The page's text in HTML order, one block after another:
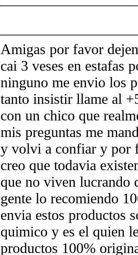
Amigas por favor
cai 3 veses en estafas
ninguno me envio los
tanto insistir llame al
con un chico que
mis preguntas me
y volvi a confiar y por
creo que todavia
que no viven lucrando
gente lo recomiendo
envia estos productos
quimico y es el quien
productos 100%